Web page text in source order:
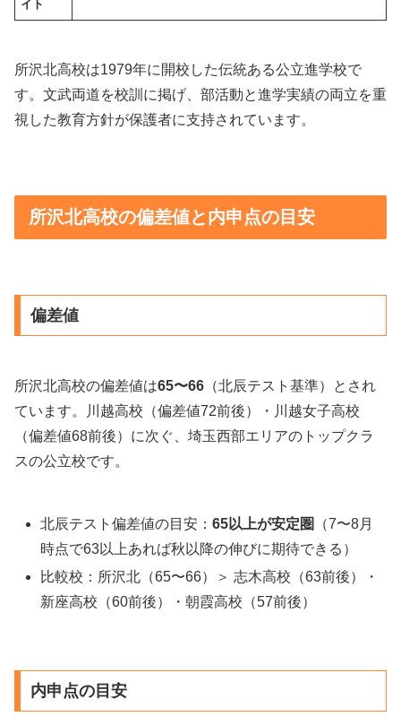
イト
所沢北高校は1979年に開校した伝統ある公立進学校で
す。文武両道を校訓に掲げ、部活動と進学実績の両立を重
視した教育方針が保護者に支持されています。
所沢北高校の偏差値と内申点の目安
偏差値
所沢北高校の偏差値は65〜66 （北辰テスト基準）とされ
ています。川越高校（偏差値72前後）・川越女子高校
（偏差値68前後）に次ぐ、埼玉西部エリアのトップクラ
スの公立校です。
北辰テスト偏差値の目安：65以上が安定圏
（7〜8月
時点で63以上あれば秋以降の伸びに期待できる）
比較校：所沢北（65〜66）＞ 志木高校（63前後）・
新座高校（60前後）・朝霞高校（57前後）
内申点の目安